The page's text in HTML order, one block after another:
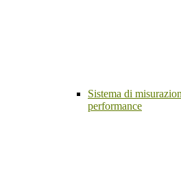
Sistema di
performance